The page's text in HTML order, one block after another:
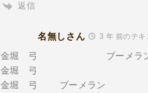
返信
名無しさん 3 年 前のテキ
金堀 弓 ブーメラ
金堀 弓
金堀 弓 ブーメラン